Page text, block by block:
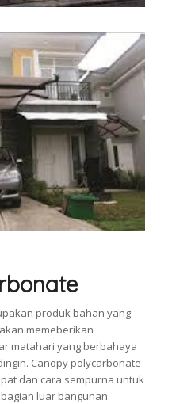
produk bahan yang
memeberikan
matahari yang berbahaya
Canopy polycarbonate
dan cara sempurna untuk
luar bangunan.